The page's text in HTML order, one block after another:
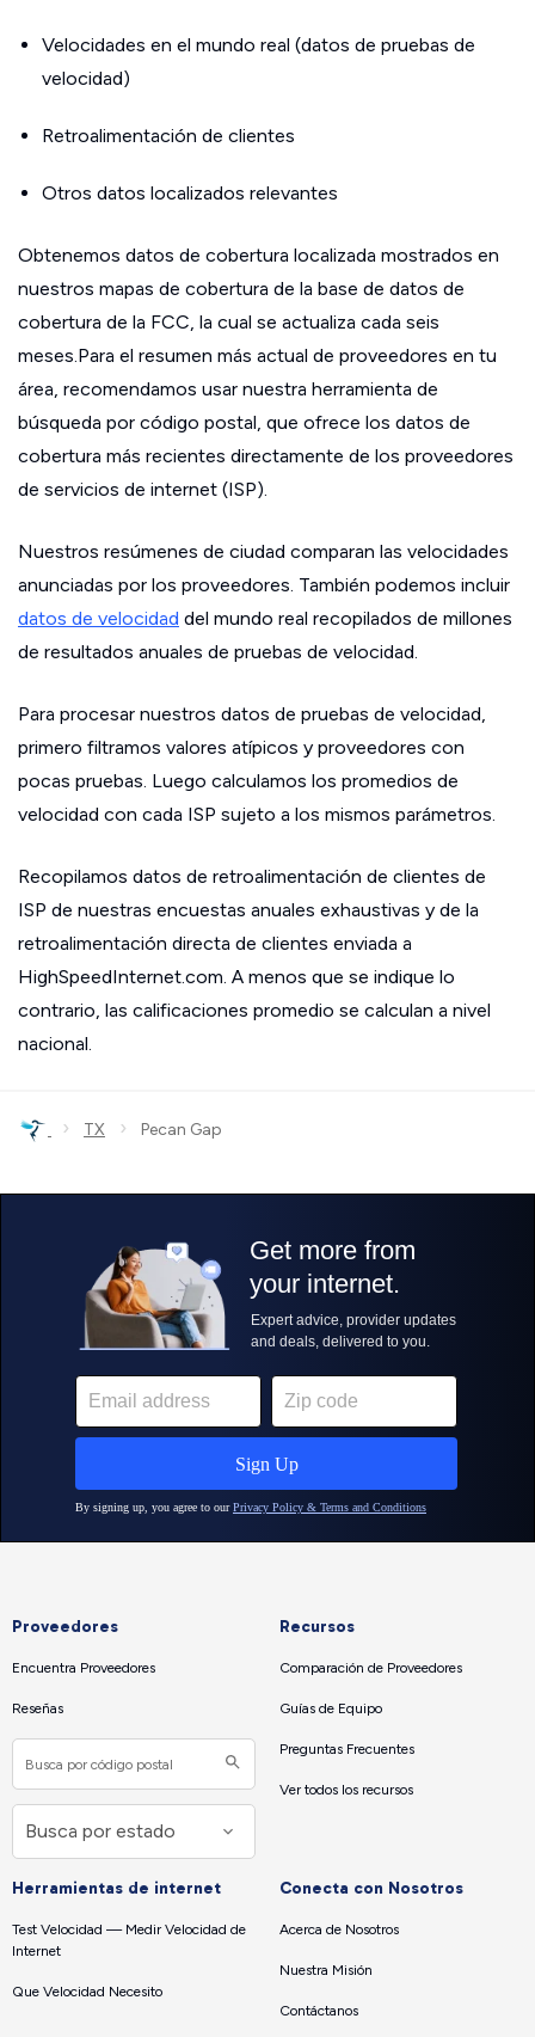
Velocidades en el mundo real (datos de pruebas de
velocidad)
Retroalimentación de clientes
Otros datos localizados relevantes
Obtenemos datos de cobertura localizada mostrados en
nuestros mapas de cobertura de la base de datos de
cobertura de la FCC, la cual se actualiza cada seis
meses.Para el resumen más actual de proveedores en tu
área, recomendamos usar nuestra herramienta de
búsqueda por código postal, que ofrece los datos de
cobertura más recientes directamente de los proveedores
de servicios de internet (ISP).
Nuestros resúmenes de ciudad comparan las velocidades
anunciadas por los proveedores. También podemos incluir
datos de velocidad del mundo real recopilados de millones
de resultados anuales de pruebas de velocidad.
Para procesar nuestros datos de pruebas de velocidad,
primero filtramos valores atípicos y proveedores con
pocas pruebas. Luego calculamos los promedios de
velocidad con cada ISP sujeto a los mismos parámetros.
Recopilamos datos de retroalimentación de clientes de
ISP de nuestras encuestas anuales exhaustivas y de la
retroalimentación directa de clientes enviada a
HighSpeedInternet.com. A menos que se indique lo
contrario, las calificaciones promedio se calculan a nivel
nacional.
› TX › Pecan Gap
Proveedores
Encuentra Proveedores
Reseñas
Recursos
Comparación de Proveedores
Guías de Equipo
Preguntas Frecuentes
Ver todos los recursos
Herramientas de internet
Test Velocidad — Medir Velocidad de
Internet
Que Velocidad Necesito
Conecta con Nosotros
Acerca de Nosotros
Nuestra Misión
Contáctanos